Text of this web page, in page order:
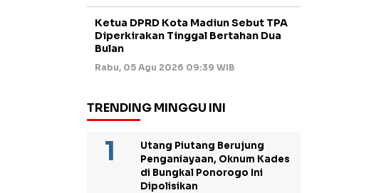
Ketua DPRD Kota Madiun Sebut TPA
Diperkirakan Tinggal Bertahan Dua
Bulan
Rabu, 05 Agu 2026 09:39 WIB
TRENDING MINGGU INI
Utang Piutang Berujung
Penganiayaan, Oknum Kades
di Bungkal Ponorogo Ini
Dipolisikan